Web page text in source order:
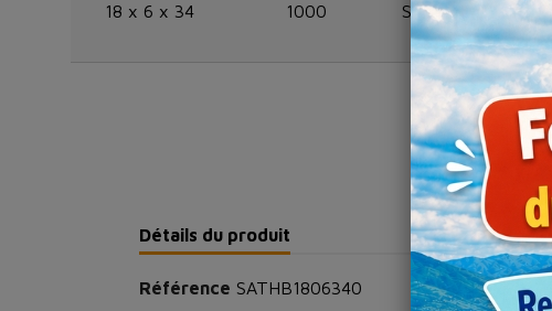
18 x 6 x 34 1000 SATHB1806340
Détails du produit
Référence SATHB1806340